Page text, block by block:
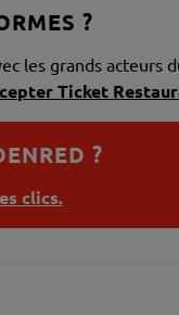
?
les grands acteurs
Ticket
?
clics.